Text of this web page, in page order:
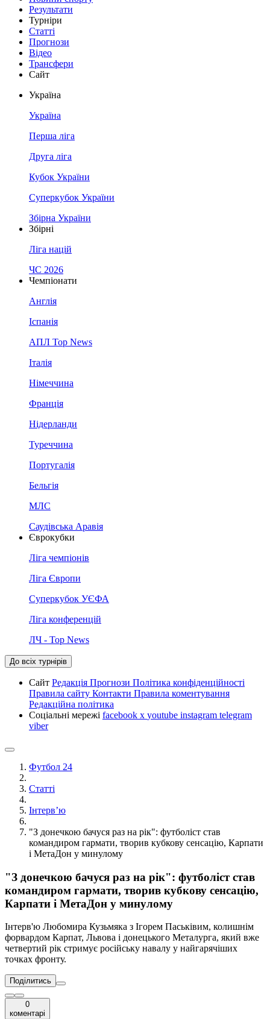
Результати
Турніри
Статті
Прогнози
Відео
Трансфери
Сайт
Україна
Україна
Перша ліга
Друга ліга
Кубок України
Суперкубок України
Збірна України
Збірні
Ліга націй
ЧС 2026
Чемпіонати
Англія
Іспанія
АПЛ Top News
Італія
Німеччина
Франція
Нідерланди
Туреччина
Португалія
Бельгія
МЛС
Саудівська Аравія
Єврокубки
Ліга чемпіонів
Ліга Європи
Суперкубок УЄФА
Ліга конференцій
ЛЧ - Top News
До всіх турнірів
Сайт Редакція Прогнози Політика конфіденційності
Правила сайту Контакти Правила коментування
Редакційна політика
Соціальні мережі facebook x youtube instagram telegram
viber
Футбол 24
Статті
Інтерв’ю
"З донечкою бачуся раз на рік": футболіст став
командиром гармати, творив кубкову сенсацію, Карпати
і МетаДон у минулому
"З донечкою бачуся раз на рік": футболіст став
командиром гармати, творив кубкову сенсацію,
Карпати і МетаДон у минулому
Інтерв'ю Любомира Кузьмяка з Ігорем Паськівим, колишнім
форвардом Карпат, Львова і донецького Металурга, який вже
четвертий рік стримує російську навалу у найгарячіших
точках фронту.
Поділитись
0
коментарі